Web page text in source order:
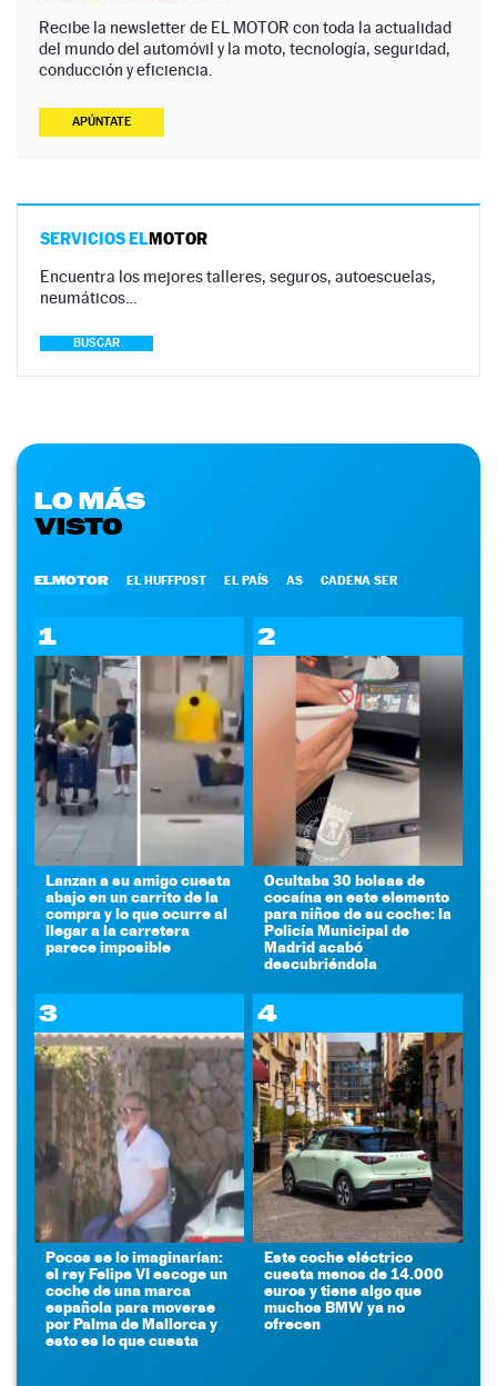
Recibe la newsletter de EL MOTOR con toda la actualidad
del mundo del automóvil y la moto, tecnología, seguridad,
conducción y eficiencia.
APÚNTATE
SERVICIOS ELMOTOR
Encuentra los mejores talleres, seguros, autoescuelas,
neumáticos…
BUSCAR
LO MÁS
VISTO
ELMOTOR EL HUFFPOST EL PAÍS AS CADENA SER
1
Lanzan a su amigo cuesta
abajo en un carrito de la
compra y lo que ocurre al
llegar a la carretera
parece imposible
2
Ocultaba 30 bolsas de
cocaína en este elemento
para niños de su coche: la
Policía Municipal de
Madrid acabó
descubriéndola
3
Pocos se lo imaginarían:
el rey Felipe VI escoge un
coche de una marca
española para moverse
por Palma de Mallorca y
esto es lo que cuesta
4
Este coche eléctrico
cuesta menos de 14.000
euros y tiene algo que
muchos BMW ya no
ofrecen